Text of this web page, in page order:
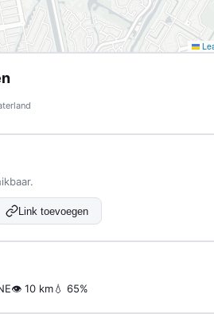
Link toevoegen
👁 10 km💧 65%